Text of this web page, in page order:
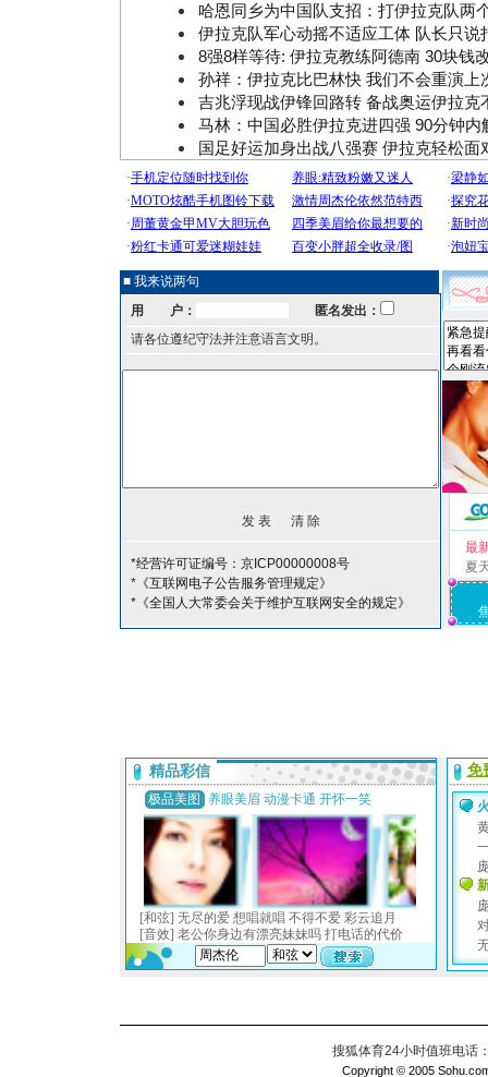
哈恩同乡为中国队支招：打伊拉克队两
伊拉克队军心动摇不适应工体 队长只说
8强8样等待: 伊拉克教练阿德南 30块钱
孙祥：伊拉克比巴林快 我们不会重演上
吉兆浮现战伊锋回路转 备战奥运伊拉克
马林：中国必胜伊拉克进四强 90分钟内
国足好运加身出战八强赛 伊拉克轻松面
■ 我来说两句
用 户：
匿名发出：
请各位遵纪守法并注意语言文明。
*经营许可证编号：京ICP00000008号
*《互联网电子公告服务管理规定》
*《全国人大常委会关于维护互联网安全的规定》
最
夏
搜狐体育24小时值班电话
Copyright © 2005